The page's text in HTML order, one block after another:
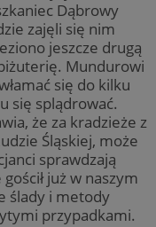
Dąbrowy
zajęli się nim
jeszcze drugą
Mundurowi
się do kilku
się splądrować.
że za kradzieże z
Śląskiej, może
sprawdzają
już w naszym
ślady i metody
przypadkami.